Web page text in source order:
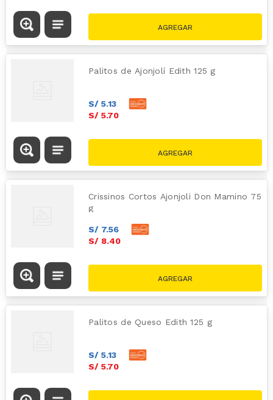
Palitos de Ajonjolí Edith 125 g
S/ 5.13
S/ 5.70
Crissinos Cortos Ajonjoli Don Mamino 75
g
S/ 7.56
S/ 8.40
Palitos de Queso Edith 125 g
S/ 5.13
S/ 5.70